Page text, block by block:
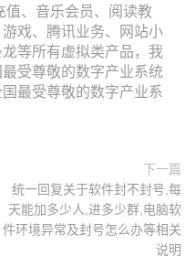
值、音乐会员、阅读教
戏、腾讯业务、网站小
等所有虚拟类产品，我
受尊敬的数字产业系统
最受尊敬的数字产业系
下一篇
统一回复关于软件封不封号,每
天能加多少人,进多少群,电脑软
件环境异常及封号怎么办等相关
说明